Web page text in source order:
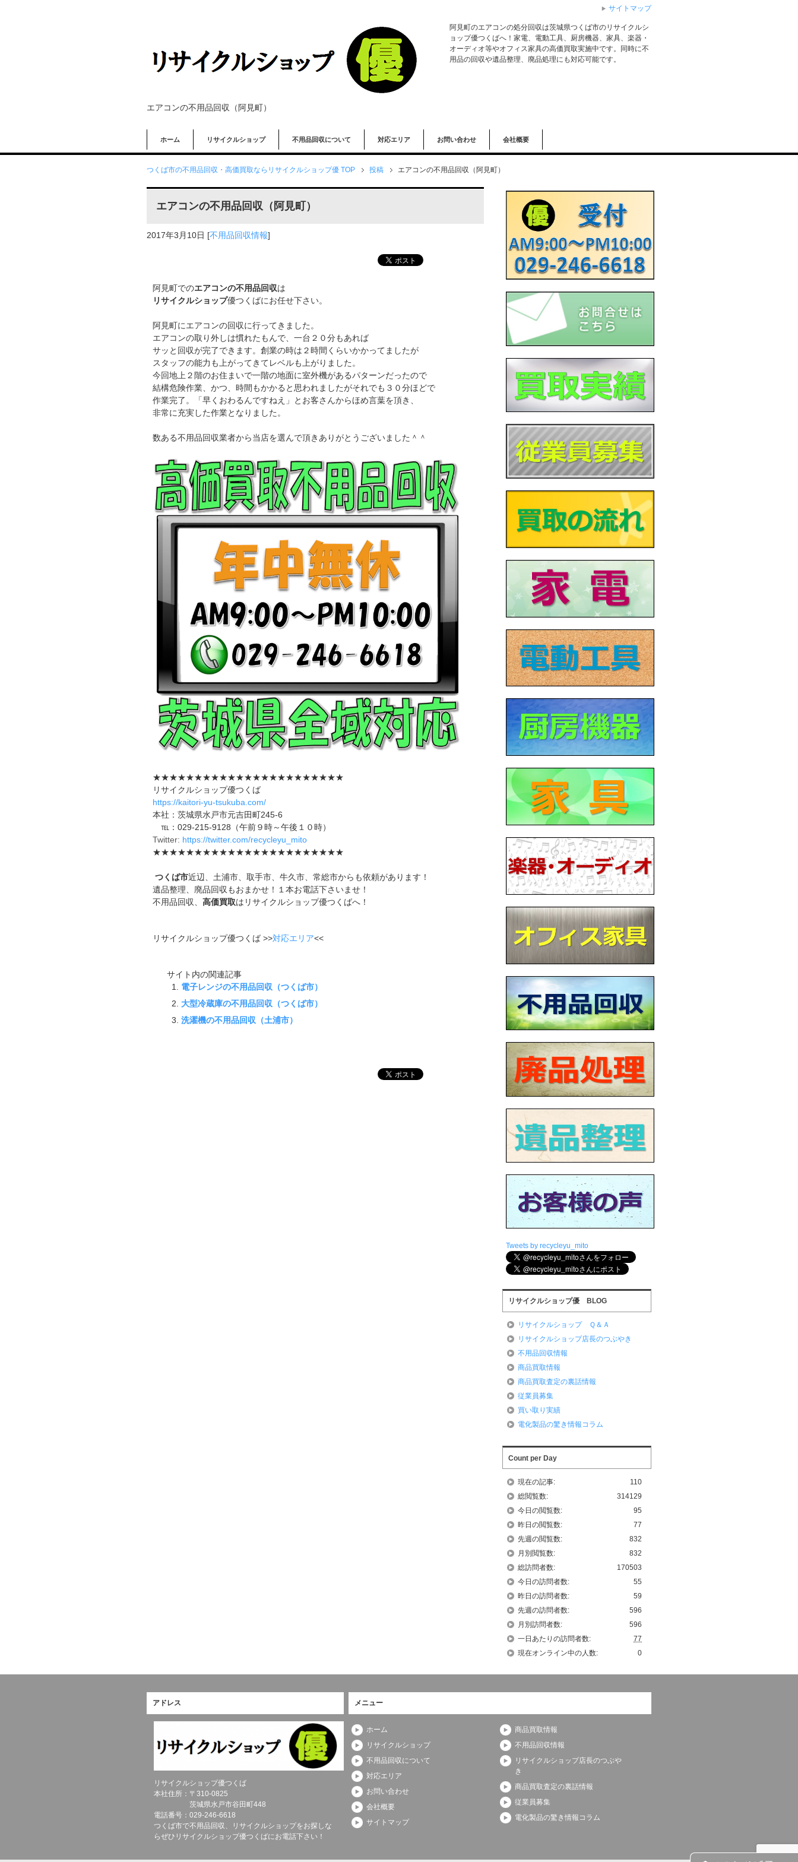
エアコンの不用品回収（阿見町）
阿見町のエアコンの処分回収は茨城県つくば市のリサイクルシ
ョップ優つくばへ！家電、電動工具、厨房機器、家具、楽器・
オーディオ等やオフィス家具の高価買取実施中です。同時に不
用品の回収や遺品整理、廃品処理にも対応可能です。
ホーム リサイクルショップ 不用品回収について 対応エリア お問い合わせ 会社概要
つくば市の不用品回収・高価買取ならリサイクルショップ優 TOP 投稿 エアコンの不用品回収（阿見町）
エアコンの不用品回収（阿見町）
2017年3月10日 [不用品回収情報]
阿見町でのエアコンの不用品回収は
リサイクルショップ優つくばにお任せ下さい。
阿見町にエアコンの回収に行ってきました。
エアコンの取り外しは慣れたもんで、一台２０分もあれば
サッと回収が完了できます。創業の時は２時間くらいかかってましたが
スタッフの能力も上がってきてレベルも上がりました。
今回地上２階のお住まいで一階の地面に室外機があるパターンだったので
結構危険作業、かつ、時間もかかると思われましたがそれでも３０分ほどで
作業完了。「早くおわるんですねえ」とお客さんからほめ言葉を頂き、
非常に充実した作業となりました。
数ある不用品回収業者から当店を選んで頂きありがとうございました＾＾
★★★★★★★★★★★★★★★★★★★★★★★
リサイクルショップ優つくば
https://kaitori-yu-tsukuba.com/
本社：茨城県水戸市元吉田町245-6
℡：029-215-9128（午前９時～午後１０時）
Twitter: https://twitter.com/recycleyu_mito
★★★★★★★★★★★★★★★★★★★★★★★
つくば市近辺、土浦市、取手市、牛久市、常総市からも依頼があります！
遺品整理、廃品回収もおまかせ！１本お電話下さいませ！
不用品回収、 高価買取はリサイクルショップ優つくばへ！
リサイクルショップ優つくば >>対応エリア<<
サイト内の関連記事
電子レンジの不用品回収（つくば市）
大型冷蔵庫の不用品回収（つくば市）
洗濯機の不用品回収（土浦市）
Tweets by recycleyu_mito
リサイクルショップ優 BLOG
リサイクルショップ Ｑ＆Ａ
リサイクルショップ店長のつぶやき
不用品回収情報
商品買取情報
商品買取査定の裏話情報
従業員募集
買い取り実績
電化製品の驚き情報コラム
Count per Day
110
現在の記事:
314129
総閲覧数:
95
今日の閲覧数:
77
昨日の閲覧数:
832
先週の閲覧数:
832
月別閲覧数:
170503
総訪問者数:
55
今日の訪問者数:
59
昨日の訪問者数:
596
先週の訪問者数:
596
月別訪問者数:
77
一日あたりの訪問者数:
0
現在オンライン中の人数:
アドレス
リサイクルショップ優つくば
本社住所：〒 310-0825
茨城県水戸市谷田町448
電話番号： 029-246-6618
つくば市で不用品回収、リサイクルショップをお探しな
らぜひリサイクルショップ優つくばにお電話下さい！
メニュー
ホーム
リサイクルショップ
不用品回収について
対応エリア
お問い合わせ
会社概要
サイトマップ
商品買取情報
不用品回収情報
リサイクルショップ店長のつぶや
き
商品買取査定の裏話情報
従業員募集
電化製品の驚き情報コラム
サイトマップ